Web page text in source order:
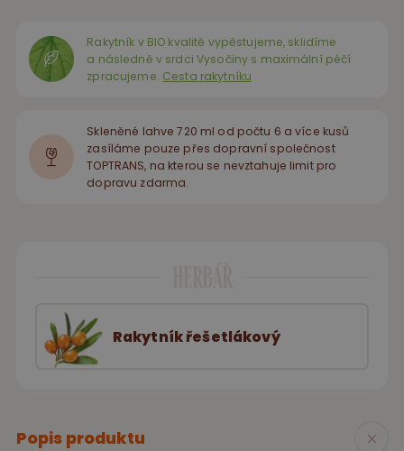
Rakytník v BIO kvalitě vypěstujeme, sklidíme
a následně v srdci Vysočiny s maximální péčí
zpracujeme. Cesta rakytníku
Skleněné lahve 720 ml od počtu 6 a více kusů
zasíláme pouze přes dopravní společnost
TOPTRANS, na kterou se nevztahuje limit pro
dopravu zdarma.
Rakytník řešetlákový
Popis produktu